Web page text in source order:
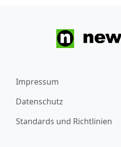
Impressum
Datenschutz
Standards und Richtlinien